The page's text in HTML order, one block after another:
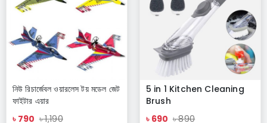
নিউ রিচার্জেবল ওয়ারলেস টয় মডেল জেট
ফাইটার এয়ার
৳ 790 ৳ 1,190
5 in 1 Kitchen Cleaning
Brush
৳ 690 ৳ 890